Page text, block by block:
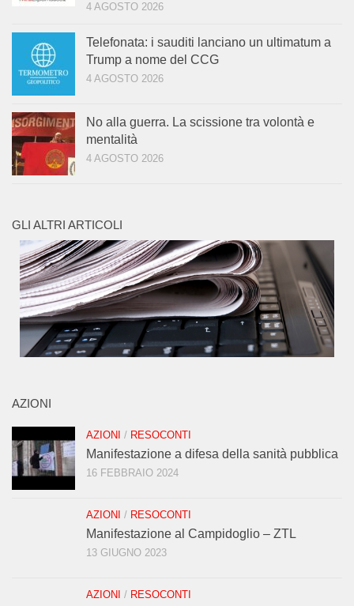
4 AGOSTO 2026
Telefonata: i sauditi lanciano un ultimatum a
Trump a nome del CCG
4 AGOSTO 2026
No alla guerra. La scissione tra volontà e
mentalità
4 AGOSTO 2026
GLI ALTRI ARTICOLI
AZIONI
AZIONI / RESOCONTI
Manifestazione a difesa della sanità pubblica
16 FEBBRAIO 2024
AZIONI / RESOCONTI
Manifestazione al Campidoglio – ZTL
13 GIUGNO 2023
AZIONI / RESOCONTI